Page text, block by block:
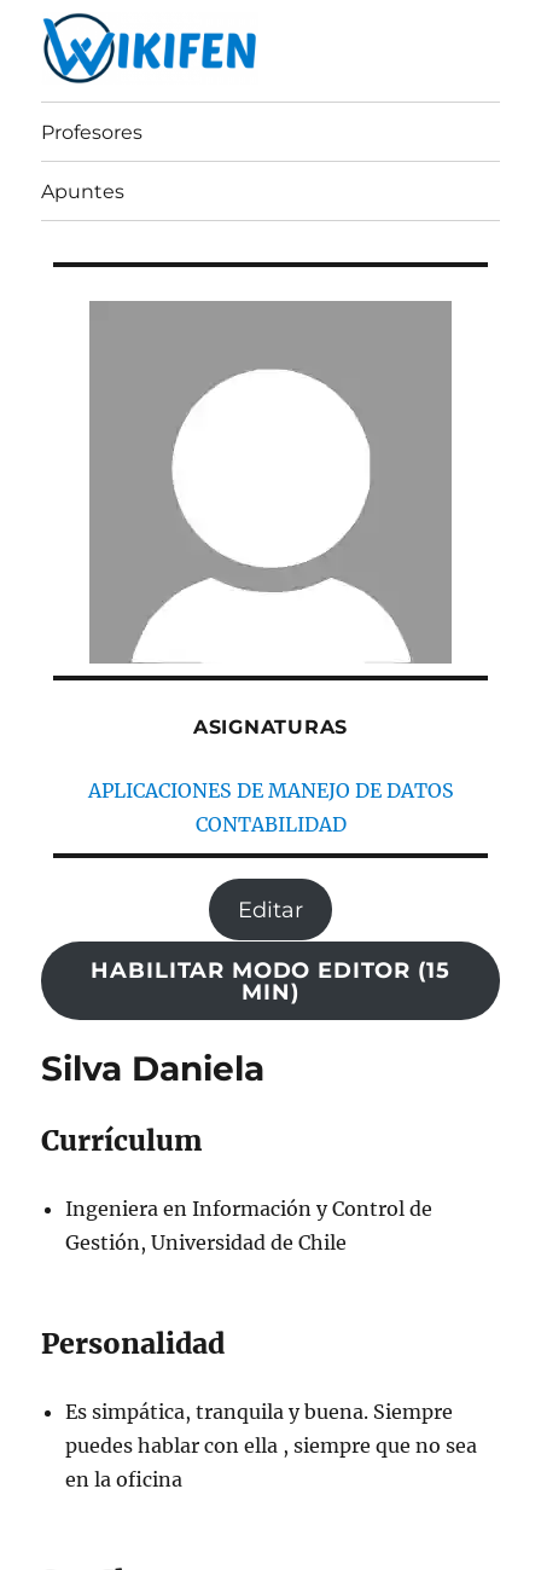
Wikifen
Profesores
Apuntes
Silva Daniela
Currículum
Ingeniera en Información y Control de
Gestión, Universidad de Chile
Personalidad
Es simpática, tranquila y buena. Siempre
puedes hablar con ella , siempre que no sea
en la oficina
ASIGNATURAS
APLICACIONES DE MANEJO DE DATOS
CONTABILIDAD
Editar
HABILITAR MODO EDITOR (15
MIN)